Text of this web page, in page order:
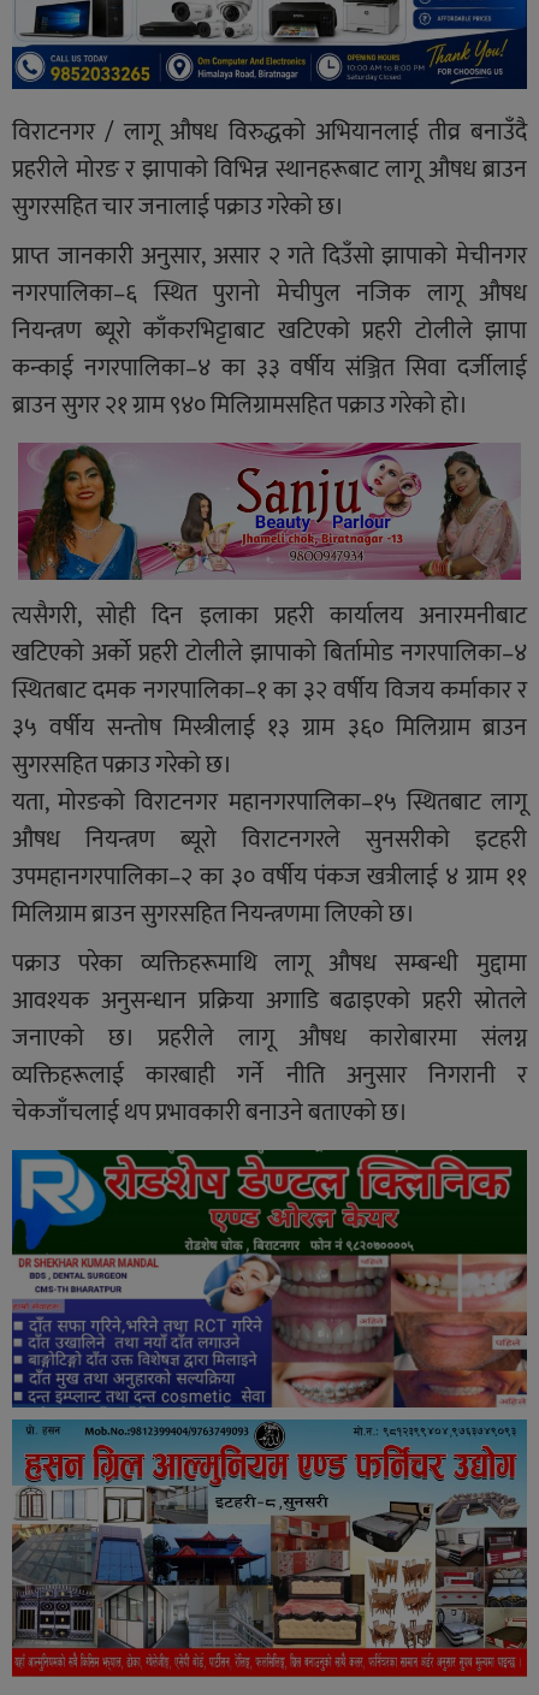
विराटनगर / लागू औषध विरुद्धको अभियानलाई तीव्र बनाउँदै
प्रहरीले मोरङ र झापाको विभिन्न स्थानहरूबाट लागू औषध ब्राउन
सुगरसहित चार जनालाई पक्राउ गरेको छ।
प्राप्त जानकारी अनुसार, असार २ गते दिउँसो झापाको मेचीनगर
नगरपालिका–६ स्थित पुरानो मेचीपुल नजिक लागू औषध
नियन्त्रण ब्यूरो काँकरभिट्टाबाट खटिएको प्रहरी टोलीले झापा
कन्काई नगरपालिका–४ का ३३ वर्षीय संञ्जित सिवा दर्जीलाई
ब्राउन सुगर २१ ग्राम ९४० मिलिग्रामसहित पक्राउ गरेको हो।
त्यसैगरी, सोही दिन इलाका प्रहरी कार्यालय अनारमनीबाट
खटिएको अर्को प्रहरी टोलीले झापाको बिर्तामोड नगरपालिका–४
स्थितबाट दमक नगरपालिका–१ का ३२ वर्षीय विजय कर्माकार र
३५ वर्षीय सन्तोष मिस्त्रीलाई १३ ग्राम ३६० मिलिग्राम ब्राउन
सुगरसहित पक्राउ गरेको छ।
यता, मोरङको विराटनगर महानगरपालिका–१५ स्थितबाट लागू
औषध नियन्त्रण ब्यूरो विराटनगरले सुनसरीको इटहरी
उपमहानगरपालिका–२ का ३० वर्षीय पंकज खत्रीलाई ४ ग्राम ११
मिलिग्राम ब्राउन सुगरसहित नियन्त्रणमा लिएको छ।
पक्राउ परेका व्यक्तिहरूमाथि लागू औषध सम्बन्धी मुद्दामा
आवश्यक अनुसन्धान प्रक्रिया अगाडि बढाइएको प्रहरी स्रोतले
जनाएको छ। प्रहरीले लागू औषध कारोबारमा संलग्न
व्यक्तिहरूलाई कारबाही गर्ने नीति अनुसार निगरानी र
चेकजाँचलाई थप प्रभावकारी बनाउने बताएको छ।